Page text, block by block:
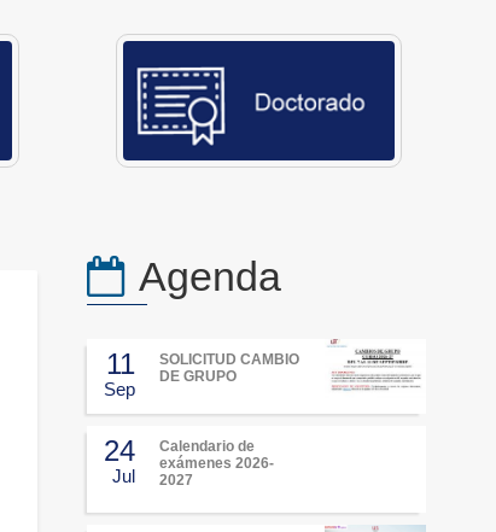
Agenda
11
Sep
SOLICITUD CAMBIO
DE GRUPO
24
Jul
Calendario de
exámenes 2026-
2027